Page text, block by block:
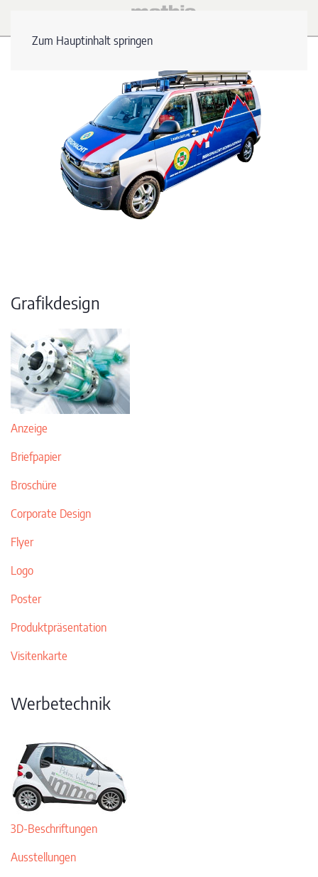
Zum Hauptinhalt springen
Grafikdesign
Anzeige
Briefpapier
Broschüre
Corporate Design
Flyer
Logo
Poster
Produktpräsentation
Visitenkarte
Werbetechnik
3D-Beschriftungen
Ausstellungen